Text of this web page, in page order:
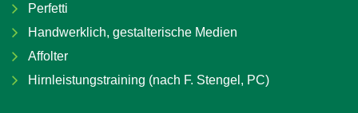
Perfetti
Handwerklich, gestalterische Medien
Affolter
Hirnleistungstraining (nach F. Stengel, PC)